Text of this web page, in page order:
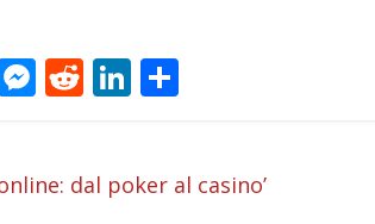
M
e
R
di
Li
e di
dal poker al casino’